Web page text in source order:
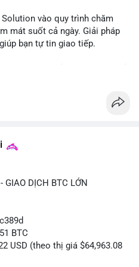
vào quy trình chăm
mát suốt cả ngày. Giải pháp
bạn tự tin giao tiếp.
GIAO DỊCH BTC LỚN
BTC
USD (theo thị giá $64,963.08